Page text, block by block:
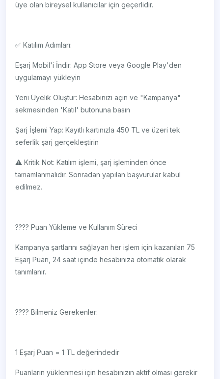
üye olan bireysel kullanıcılar için geçerlidir.
✅ Katılım Adımları:
Eşarj Mobil'i İndir: App Store veya Google Play'den
uygulamayı yükleyin
Yeni Üyelik Oluştur: Hesabınızı açın ve "Kampanya"
sekmesinden 'Katıl' butonuna basın
Şarj İşlemi Yap: Kayıtlı kartınızla 450 TL ve üzeri tek
seferlik şarj gerçekleştirin
⚠️ Kritik Not: Katılım işlemi, şarj işleminden önce
tamamlanmalıdır. Sonradan yapılan başvurular kabul
edilmez.
???? Puan Yükleme ve Kullanım Süreci
Kampanya şartlarını sağlayan her işlem için kazanılan 75
Eşarj Puan, 24 saat içinde hesabınıza otomatik olarak
tanımlanır.
???? Bilmeniz Gerekenler:
1 Eşarj Puan = 1 TL değerindedir
Puanların yüklenmesi için hesabınızın aktif olması gerekir